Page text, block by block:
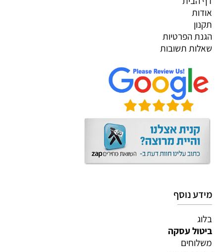
אודות
תקנון
הגנת הפרטיות
שאלות תשובות
מידע נוסף
בלוג
ביטול עסקה
משלוחים